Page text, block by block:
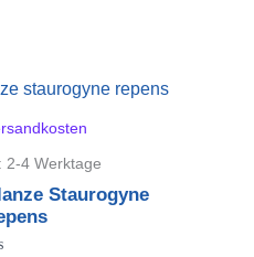
2-4 Werktage
Staurogyne